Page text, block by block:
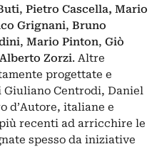
, Pietro Cascella, Mario
Grignani, Bruno
, Mario Pinton, Giò
Alberto Zorzi. Altre
progettate e
Giuliano Centrodi, Daniel
d’Autore, italiane e
recenti ad arricchire le
spesso da iniziative